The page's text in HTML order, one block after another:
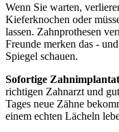
Wenn Sie warten,
Kieferknochen oder
lassen. Zahnprothesen
Freunde merken das -
Spiegel schauen.
Sofortige
richtigen Zahnarzt und
Tages neue Zähne
einem echten Lächeln